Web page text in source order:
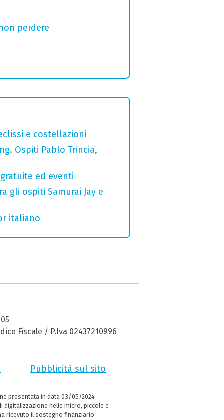
perdere
e costellazioni
Ospiti Pablo Trincia,
ed eventi
gli ospiti Samurai Jay e
italiano
Fiscale / P.Iva 02437210996
Pubblicità sul sito
presentata in data 03/05/2024
digitalizzazione nelle micro, piccole e
ricevuto il sostegno finanziario